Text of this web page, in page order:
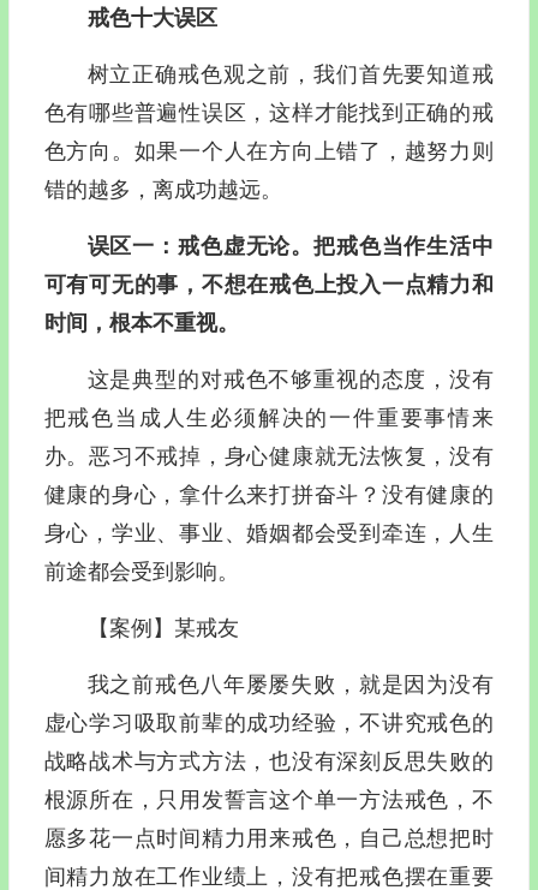
戒色十大误区
树立正确戒色观之前，我们首先要知道戒
色有哪些普遍性误区，这样才能找到正确的戒
色方向。如果一个人在方向上错了，越努力则
错的越多，离成功越远。
误区一：戒色虚无论。把戒色当作生活中
可有可无的事，不想在戒色上投入一点精力和
时间，根本不重视。
这是典型的对戒色不够重视的态度，没有
把戒色当成人生必须解决的一件重要事情来
办。恶习不戒掉，身心健康就无法恢复，没有
健康的身心，拿什么来打拼奋斗？没有健康的
身心，学业、事业、婚姻都会受到牵连，人生
前途都会受到影响。
【案例】某戒友
我之前戒色八年屡屡失败，就是因为没有
虚心学习吸取前辈的成功经验，不讲究戒色的
战略战术与方式方法，也没有深刻反思失败的
根源所在，只用发誓言这个单一方法戒色，不
愿多花一点时间精力用来戒色，自己总想把时
间精力放在工作业绩上，没有把戒色摆在重要